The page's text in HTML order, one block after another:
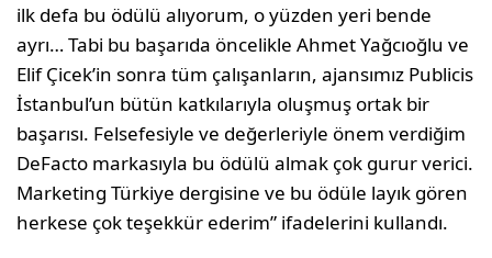
ilk defa bu ödülü alıyorum, o yüzden yeri bende
ayrı… Tabi bu başarıda öncelikle Ahmet Yağcıoğlu ve
Elif Çicek’in sonra tüm çalışanların, ajansımız Publicis
İstanbul’un bütün katkılarıyla oluşmuş ortak bir
başarısı. Felsefesiyle ve değerleriyle önem verdiğim
DeFacto markasıyla bu ödülü almak çok gurur verici.
Marketing Türkiye dergisine ve bu ödüle layık gören
herkese çok teşekkür ederim” ifadelerini kullandı.